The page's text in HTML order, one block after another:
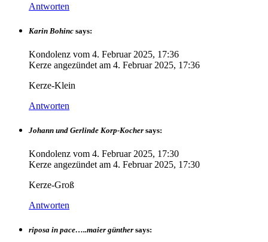
Antworten
Karin Bohinc says:
Kondolenz vom 4. Februar 2025, 17:36
Kerze angezündet am 4. Februar 2025, 17:36
Kerze-Klein
Antworten
Johann und Gerlinde Korp-Kocher says:
Kondolenz vom 4. Februar 2025, 17:30
Kerze angezündet am 4. Februar 2025, 17:30
Kerze-Groß
Antworten
riposa in pace…..maier günther says: